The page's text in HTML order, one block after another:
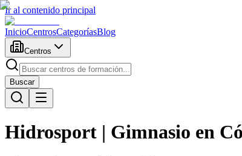
Ir al contenido principal
InicioCentrosCategoríasBlog
Centros
Buscar
Hidrosport | Gimnasio en